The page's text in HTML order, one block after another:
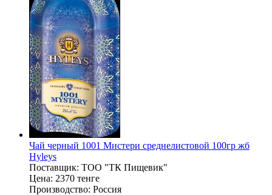
Чай черный 1001 Мистери среднелистовой 100гр жб
Hyleys
Поставщик: ТОО "ТК Пищевик"
Цена: 2370 тенге
Производство: Россия